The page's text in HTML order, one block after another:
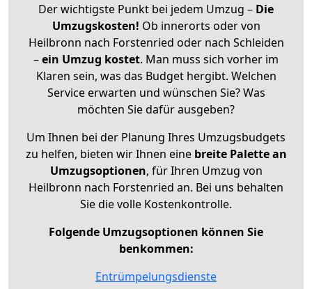
Der wichtigste Punkt bei jedem Umzug – Die
Umzugskosten! Ob innerorts oder von
Heilbronn nach Forstenried oder nach Schleiden
–ein Umzug kostet. Man muss sich vorher im
Klaren sein, was das Budget hergibt. Welchen
Service erwarten und wünschen Sie? Was
möchten Sie dafür ausgeben?
Um Ihnen bei der Planung Ihres Umzugsbudgets
zu helfen, bieten wir Ihnen eine breite Palette an
Umzugsoptionen, für Ihren Umzug von
Heilbronn nach Forstenried an. Bei uns behalten
Sie die volle Kostenkontrolle.
Folgende Umzugsoptionen können Sie
benkommen:
Entrümpelungsdienste